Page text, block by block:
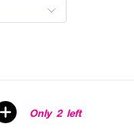
Only 2 left